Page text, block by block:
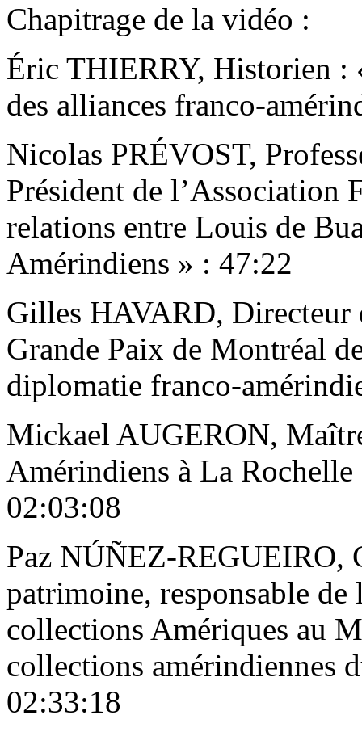
Chapitrage de la vidéo :
Éric THIERRY, Historien :
des alliances franco-
Nicolas PRÉVOST,
Président de l’Association
relations entre Louis de
Amérindiens » : 47:22
Gilles HAVARD, Directeur
Grande Paix de Montréal
diplomatie franco-
Mickael AUGERON,
Amérindiens à La
02:03:08
Paz NÚÑEZ-REGUEIRO,
patrimoine, responsable
collections Amériques au
collections amérindiennes
02:33:18